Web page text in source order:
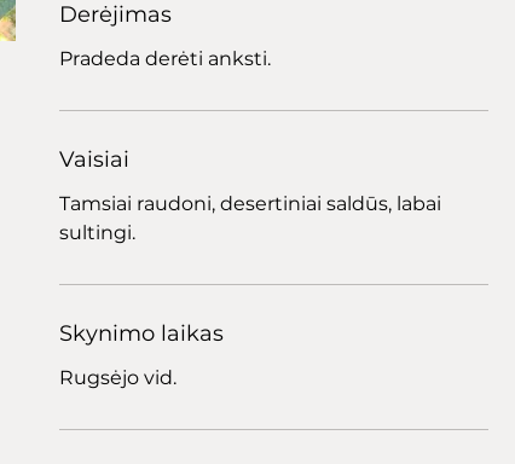
Derėjimas
Pradeda derėti anksti.
Vaisiai
Tamsiai raudoni, desertiniai saldūs, labai
sultingi.
Skynimo laikas
Rugsėjo vid.